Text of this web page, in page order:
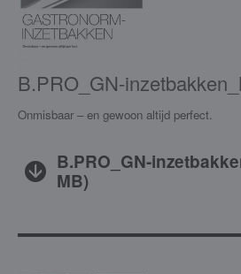
B.PRO_GN-
Onmisbaar – en gewoon altijd perfect.
B.PRO_GN-
MB)